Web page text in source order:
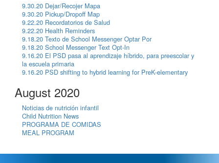
9.30.20 Dejar/Recojer Mapa
9.30.20 Pickup/Dropoff Map
9.22.20 Recordatorios de Salud
9.22.20 Health Reminders
9.18.20 Texto de School Messenger Optar Por
9.18.20 School Messenger Text Opt-In
9.16.20 El PSD pasa al aprendizaje híbrido, para preescolar y
la escuela primaria
9.16.20 PSD shifting to hybrid learning for PreK-elementary
August 2020
Noticias de nutrición infantil
Child Nutrition News
PROGRAMA DE COMIDAS
MEAL PROGRAM